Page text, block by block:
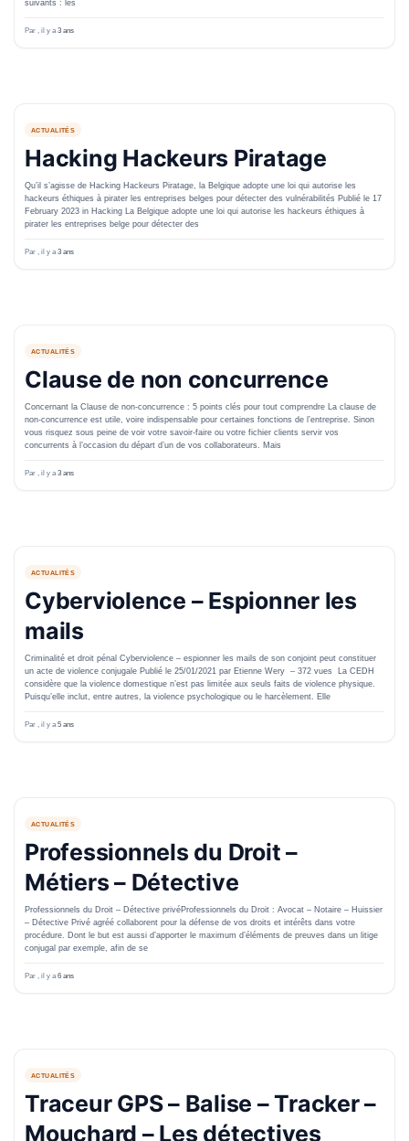
suivants : les
Par , il y a3 ans
ACTUALITÉS
Hacking Hackeurs Piratage
Qu’il s’agisse de Hacking Hackeurs Piratage, la Belgique adopte une loi qui autorise les
hackeurs éthiques à pirater les entreprises belges pour détecter des vulnérabilités Publié le 17
February 2023 in Hacking La Belgique adopte une loi qui autorise les hackeurs éthiques à
pirater les entreprises belge pour détecter des
Par , il y a3 ans
ACTUALITÉS
Clause de non concurrence
Concernant la Clause de non-concurrence : 5 points clés pour tout comprendre La clause de
non-concurrence est utile, voire indispensable pour certaines fonctions de l’entreprise. Sinon
vous risquez sous peine de voir votre savoir-faire ou votre fichier clients servir vos
concurrents à l’occasion du départ d’un de vos collaborateurs. Mais
Par , il y a3 ans
ACTUALITÉS
Cyberviolence – Espionner les
mails
Criminalité et droit pénal Cyberviolence – espionner les mails de son conjoint peut constituer
un acte de violence conjugale Publié le 25/01/2021 par Etienne Wery – 372 vues La CEDH
considère que la violence domestique n’est pas limitée aux seuls faits de violence physique.
Puisqu’elle inclut, entre autres, la violence psychologique ou le harcèlement. Elle
Par , il y a5 ans
ACTUALITÉS
Professionnels du Droit –
Métiers – Détective
Professionnels du Droit – Détective privéProfessionnels du Droit : Avocat – Notaire – Huissier
– Détective Privé agréé collaborent pour la défense de vos droits et intérêts dans votre
procédure. Dont le but est aussi d’apporter le maximum d’éléments de preuves dans un litige
conjugal par exemple, afin de se
Par , il y a6 ans
ACTUALITÉS
Traceur GPS – Balise – Tracker –
Mouchard – Les détectives